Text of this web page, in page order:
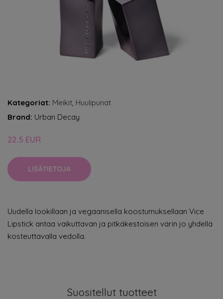
Kategoriat: Meikit, Huulipunat
Brand: Urban Decay
22.5 EUR
LISÄTIETOJA
Uudella lookillaan ja vegaanisella koostumuksellaan Vice
Lipstick antaa vaikuttavan ja pitkäkestoisen värin jo yhdellä
kosteuttavalla vedolla.
Suositellut tuotteet